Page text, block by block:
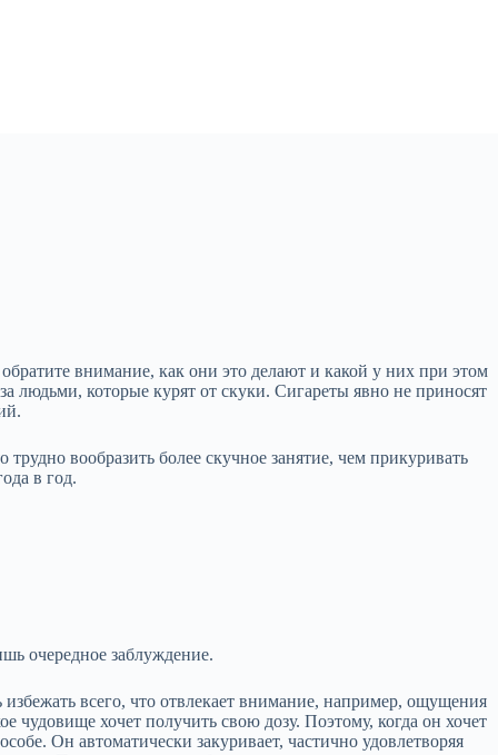
внимание, как они это делают и какой у них при этом
людьми, которые курят от скуки. Сигареты явно не приносят
вообразить более скучное занятие, чем прикуривать
в год.
очередное заблуждение.
избежать всего, что отвлекает внимание, например, ощущения
чудовище хочет получить свою дозу. Поэтому, когда он хочет
Он автоматически закуривает, частично удовлетворяя